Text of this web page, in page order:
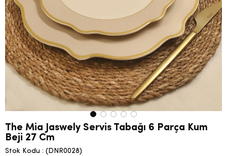
The Mia Jaswely Servis Tabağı 6 Parça Kum
Beji 27 Cm
Stok Kodu
(DNR0028)